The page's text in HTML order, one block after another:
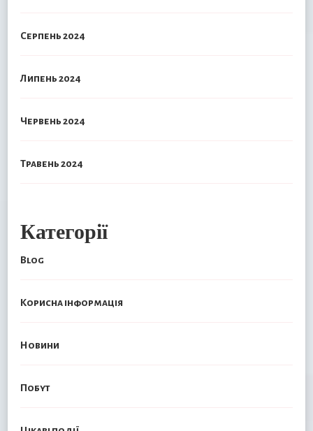
Серпень 2024
Липень 2024
Червень 2024
Травень 2024
Категорії
Blog
Корисна інформація
Новини
Побут